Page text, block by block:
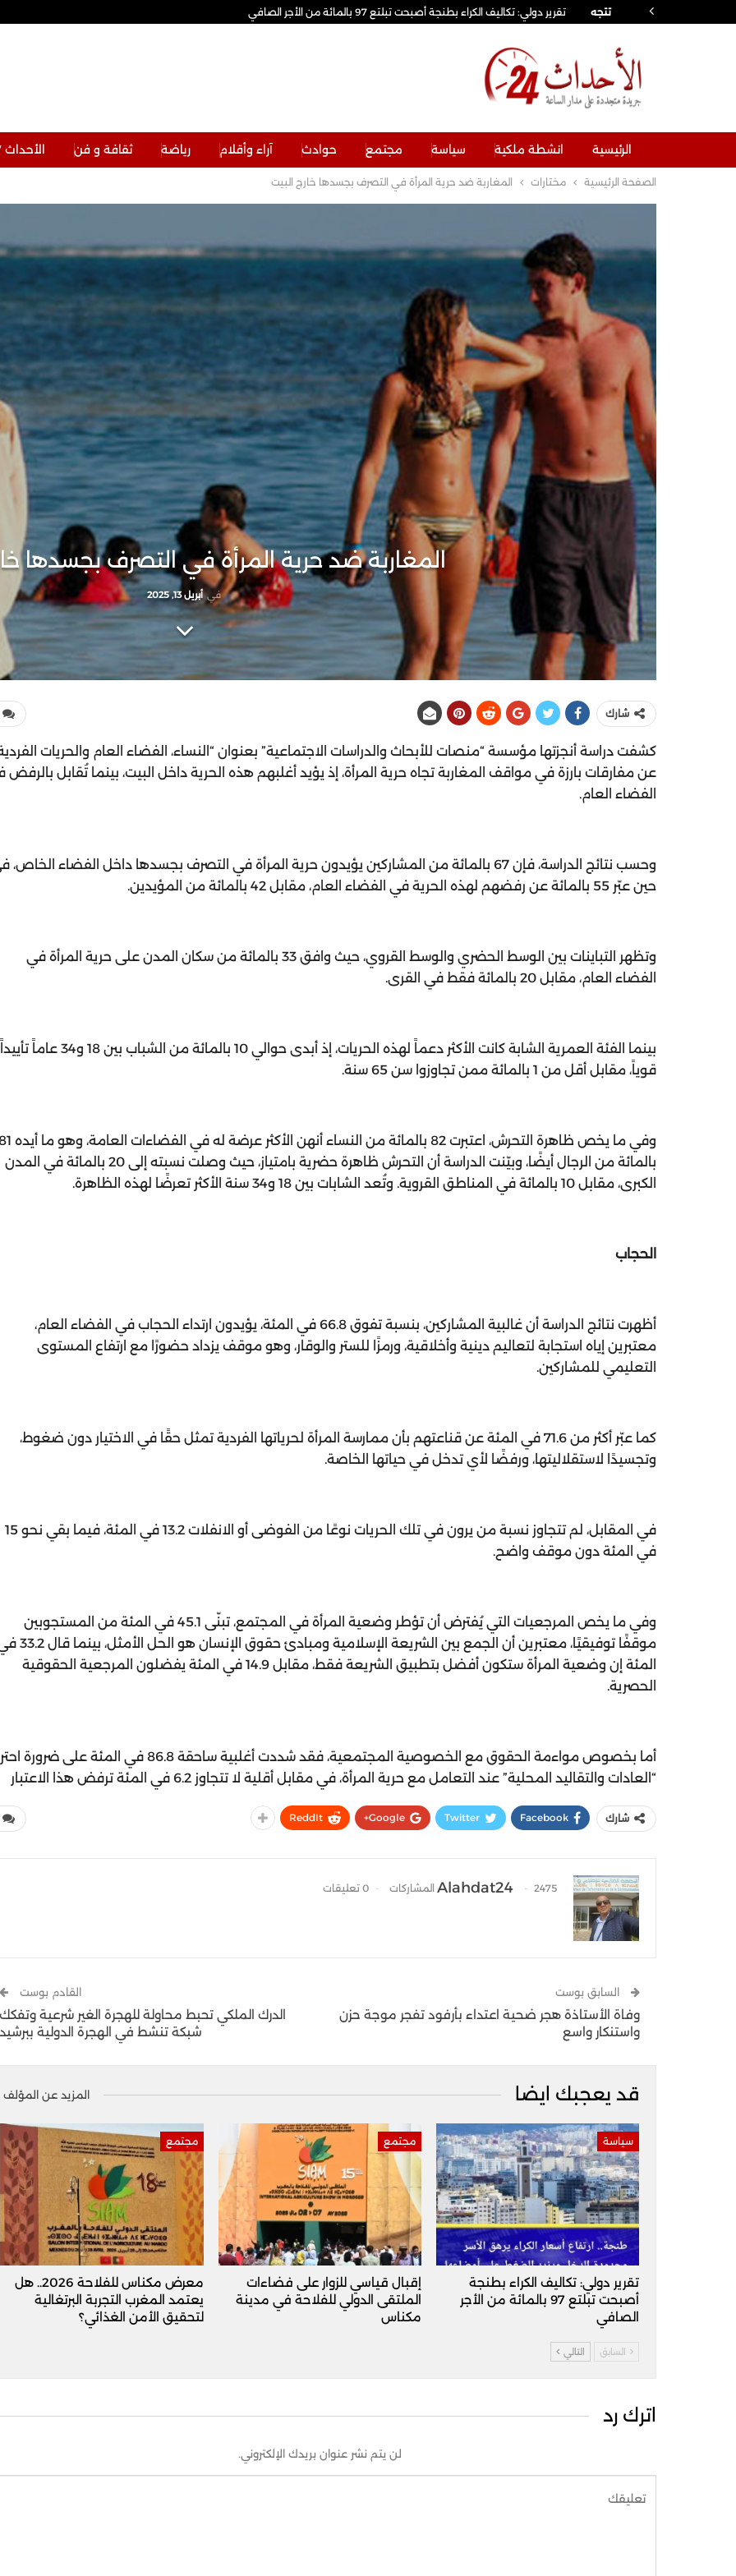
تتجه تقرير دولي: تكاليف الكراء بطنجة أصبحت تبلتع 97 بالمائة من الأجر الصافي
الرئيسية انشطة ملكية سياسة مجتمع حوادث آراء وأقلام رياضة ثقافة و فن الأحداث TV
الصفحة الرئيسية مختارات المغاربة ضد حرية المرأة في التصرف بجسدها خارج البيت
المغاربة ضد حرية المرأة في التصرف بجسدها
فيأبريل 13, 2025
شارك
كشفت دراسة أنجزتها مؤسسة “منصات للأبحاث والدراسات الاجتماعية” بعنوان “النساء، الفضاء العام والحريات
عن مفارقات بارزة في مواقف المغاربة تجاه حرية المرأة، إذ يؤيد أغلبهم هذه الحرية داخل البيت، بينما تُقابل
الفضاء العام.
وحسب نتائج الدراسة، فإن 67 بالمائة من المشاركين يؤيدون حرية المرأة في التصرف بجسدها داخل الفضاء الخاص،
حين عبّر 55 بالمائة عن رفضهم لهذه الحرية في الفضاء العام، مقابل 42 بالمائة من المؤيدين.
وتظهر التباينات بين الوسط الحضري والوسط القروي، حيث وافق 33 بالمائة من سكان المدن على حرية المرأة في
الفضاء العام، مقابل 20 بالمائة فقط في القرى.
بينما الفئة العمرية الشابة كانت الأكثر دعماً لهذه الحريات، إذ أبدى حوالي 10 بالمائة من الشباب بين 18 و34 عاماً تأييداً
قوياً، مقابل أقل من 1 بالمائة ممن تجاوزوا سن 65 سنة.
وفي ما يخص ظاهرة التحرش، اعتبرت 82 بالمائة من النساء أنهن الأكثر عرضة
بالمائة من الرجال أيضًا، وبيّنت الدراسة أن التحرش ظاهرة حضرية بامتياز، حيث وصلت نسبته إلى 20 بالمائة في المدن
الكبرى، مقابل 10 بالمائة في المناطق القروية. وتُعد الشابات بين 18 و34 سنة الأكثر تعرضًا لهذه الظاهرة.
الحجاب
أظهرت نتائج الدراسة أن غالبية المشاركين، بنسبة تفوق 66.8 في المئة، يؤيدون ارتداء الحجاب في الفضاء العام،
معتبرين إياه استجابة لتعاليم دينية وأخلاقية، ورمزًا للستر والوقار، وهو موقف يزداد حضورًا مع ارتفاع المستوى
التعليمي للمشاركين.
كما عبّر أكثر من 71.6 في المئة عن قناعتهم بأن ممارسة المرأة لحرياتها الفردية تمثل حقًا في الاختيار دون ضغوط،
وتجسيدًا لاستقلاليتها، ورفضًا لأي تدخل في حياتها الخاصة.
في المقابل، لم تتجاوز نسبة من يرون في تلك الحريات نوعًا من الفوضى أو الانفلات 13.2 في المئة، فيما بقي نحو 15
في المئة دون موقف واضح.
وفي ما يخص المرجعيات التي يُفترض أن تؤطر وضعية المرأة في المجتمع، تبنّى 45.1 في المئة من المستجوبين
موقفًا توفيقيًا، معتبرين أن الجمع بين الشريعة الإسلامية ومبادئ حقوق الإنسان
المئة إن وضعية المرأة ستكون أفضل بتطبيق الشريعة فقط، مقابل 14.9 في المئة يفضلون المرجعية الحقوقية
الحصرية.
أما بخصوص مواءمة الحقوق مع الخصوصية المجتمعية، فقد شددت أغلبية ساحقة 86.8 في المئة على
“العادات والتقاليد المحلية” عند التعامل مع حرية المرأة، في مقابل أقلية لا تتجاوز 6.2 في المئة ترفض هذا الاعتبار
شارك Facebook
Twitter
Google+
ReddIt
Alahdat24 2475 المشاركات 0 تعليقات
السابق بوست
وفاة الأستاذة هجر ضحية اعتداء بأرفود تفجر موجة حزن
واستنكار واسع
القادم بوست
الدرك الملكي تحبط محاولة للهجرة الغير شرعية وتفكك
شبكة تنشط في الهجرة الدولية ببرشيد
قد يعجبك ايضا المزيد عن المؤلف
سياسة
تقرير دولي: تكاليف الكراء بطنجة
أصبحت تبلتع 97 بالمائة من الأجر
الصافي
مجتمع
إقبال قياسي للزوار على فضاءات
الملتقى الدولي للفلاحة في مدينة
مكناس
مجتمع
معرض مكناس للفلاحة 2026.. هل
يعتمد المغرب التجربة البرتغالية
لتحقيق الأمن الغذائي؟
السابق التالي
اترك رد
لن يتم نشر عنوان بريدك الإلكتروني.